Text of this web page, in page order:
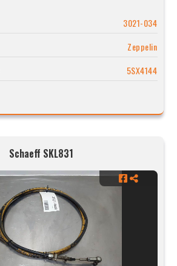
3021-034
Zeppelin
5SX4144
Schaeff SKL831